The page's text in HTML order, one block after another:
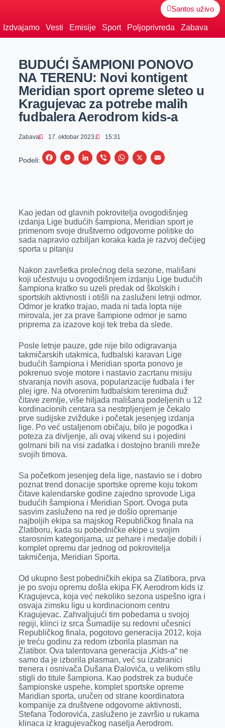
Santos uživo
Izdvajamo Vesti Emisije Sport Poljoprivreda Zabava
BUDUĆI ŠAMPIONI PONOVO
NA TERENU: Novi kontigent
Meridian sport opreme sleteo u
Kragujevac za potrebe malih
fudbalera Aerodrom kids-a
Zabava 17. oktobar 2023. 15:31
Podeli:
F
b
o
o
M
e
n
g
r
L
e
d
I
V
r
W
s
A
p
X
E
l
Kao jedan od glavnih pokrovitelja ovogodišnjeg
izdanja Lige budućih šampiona, Meridian sport je
primenom svoje društverno odgovorne politike do
sada napravio ozbiljan koraka kada je razvoj dečijeg
sporta u pitanju
Nakon završetka prolećnog dela sezone, mališani
koji učestvuju u ovogodišnjem izdanju Lige budućih
šampiona kratko su uzeli predak od školskih i
sportskih aktivnosti i otišli na zasluženi letnji odmor.
Odmor je kratko trajao, mada ni tada lopta nije
mirovala, jer za prave šampione odmor je samo
priprema za izazove koji tek treba da slede.
Posle letnje pauze, gde nije bilo odigravanja
takmičarskih utakmica, fudbalski karavan Lige
budućih šampiona i Meridian sporta ponovo je
pokrenuo svoje motore i nastavio zacrtanu misiju
stvaranja novih asova, popularizacije fudbala i fer
plej igre. Na otvorenim fudbalskim terenima duž
čitave zemlje, više hiljada mališana podeljenih u 12
kordinacionih centara sa nestrpljenjem je čekalo
prve sudijske zvižduke i početak jesenjeg izdanja
lige. Po već ustaljenom običaju, bilo je pogodka i
poteza za divljenje, ali ovaj vikend su i pojedini
golmani bili na visi zadatka i dostojno branili mreže
svojih timova.
Sa početkom jesenjeg dela lige, nastavio se i dobro
poznat trend donacije sportske opreme koju tokom
čitave kalendarske godine zajedno sprovode Liga
budućih šampiona i Meridian Sport. Ovoga puta
sasvim zasluženo na red je došlo opremanje
najboljih ekipa sa majskog Republičkog finala na
Zlatiboru, kada su pobedničke ekipe u svojim
starosnim kategorijama, uz pehare i medalje dobili i
komplet opremu dar jednog od pokrovitelja
takmičenja, Meridian Sporta.
Od ukupno šest pobedničkih ekipa sa Zlatibora, prva
je po svoju opremu došla ekipa FK Aerodrom kids iz
Kragujevca, koja već nekoliko sezona uspešno igra i
osvaja zimsku ligu u kordinacionom centru
Kragujevac. Zahvaljujući tim pobedama u svojoj
regiji, klinci iz srca Šumadije su redovni učesnici
Republičkog finala, pogotovo generacija 2012, koja
je treću godinu za redom izborila plasman na
Zlatibor. Ova talentovana generacija „Kids-a“ ne
samo da je izborila plasman, već su izabranici
trenera i osnivača Dušana Đalovića, u velikom stilu
stigli do titule šampiona. Kao podstrek za buduće
šampionske uspehe, komplet sportske opreme
Maridian sporta, uručen od strane koordinatora
kompanije za društvene odgovorne aktivnosti,
Stefana Todorovića, zasluženo je završio u rukama
klinaca iz kragujevačkog naselja Aerodrom.